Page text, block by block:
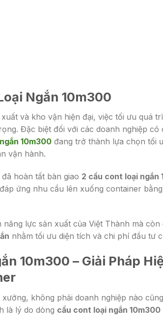
Ngắn 10m300
và kho vận hiện đại, việc tối ưu quá
Đặc biệt đối với các doanh nghiệp có
10m300 đang trở thành lựa chọn tối
vận hành.
đã hoàn tất bàn giao 2 cầu cont loại ngắn
ứng nhu cầu lên xuống container
lực sản xuất của Việt Thành mà
nhằm tối ưu diện tích và chi phí đầu tư
10m300 – Giải Pháp
không phải doanh nghiệp nào
là lý do dòng cầu cont loại ngắn 10m300